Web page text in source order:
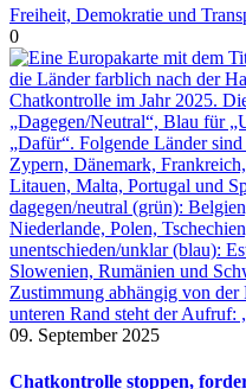
Freiheit, Demokratie und
0
09. September 2025
Chatkontrolle stoppen,